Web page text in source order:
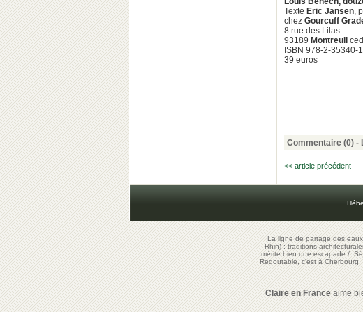
Texte Eric Jansen,
chez Gourcuff
8 rue des Lilas
93189 Montreuil
ISBN 978-2-35340-
39 euros
Commentaire (0) -
<< article précédent
La ligne de partage des
Rhin) : traditions
mérite bien une escapade/
Redoutable, c'est à
Claire en Franceaime